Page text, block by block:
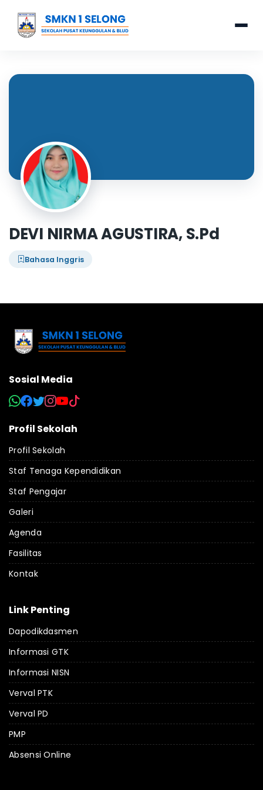
DEVI NIRMA AGUSTIRA, S.Pd
Bahasa Inggris
Sosial Media
Profil Sekolah
Profil Sekolah
Staf Tenaga Kependidikan
Staf Pengajar
Galeri
Agenda
Fasilitas
Kontak
Link Penting
Dapodikdasmen
Informasi GTK
Informasi NISN
Verval PTK
Verval PD
PMP
Absensi Online